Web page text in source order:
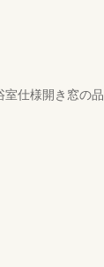
室仕様開き窓の品